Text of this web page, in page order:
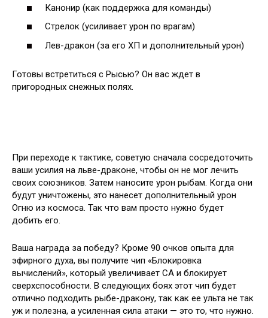
Канонир (как поддержка для команды)
Стрелок (усиливает урон по врагам)
Лев-дракон (за его ХП и дополнительный урон)
Готовы встретиться с Рысью? Он вас ждет в
пригородных снежных полях.
При переходе к тактике, советую сначала сосредоточить
ваши усилия на льве-драконе, чтобы он не мог лечить
своих союзников. Затем наносите урон рыбам. Когда они
будут уничтожены, это нанесет дополнительный урон
Огню из космоса. Так что вам просто нужно будет
добить его.
Ваша награда за победу? Кроме 90 очков опыта для
эфирного духа, вы получите чип «Блокировка
вычислений», который увеличивает СА и блокирует
сверхспособности. В следующих боях этот чип будет
отлично подходить рыбе-дракону, так как ее ульта не так
уж и полезна, а усиленная сила атаки — это то, что нужно.